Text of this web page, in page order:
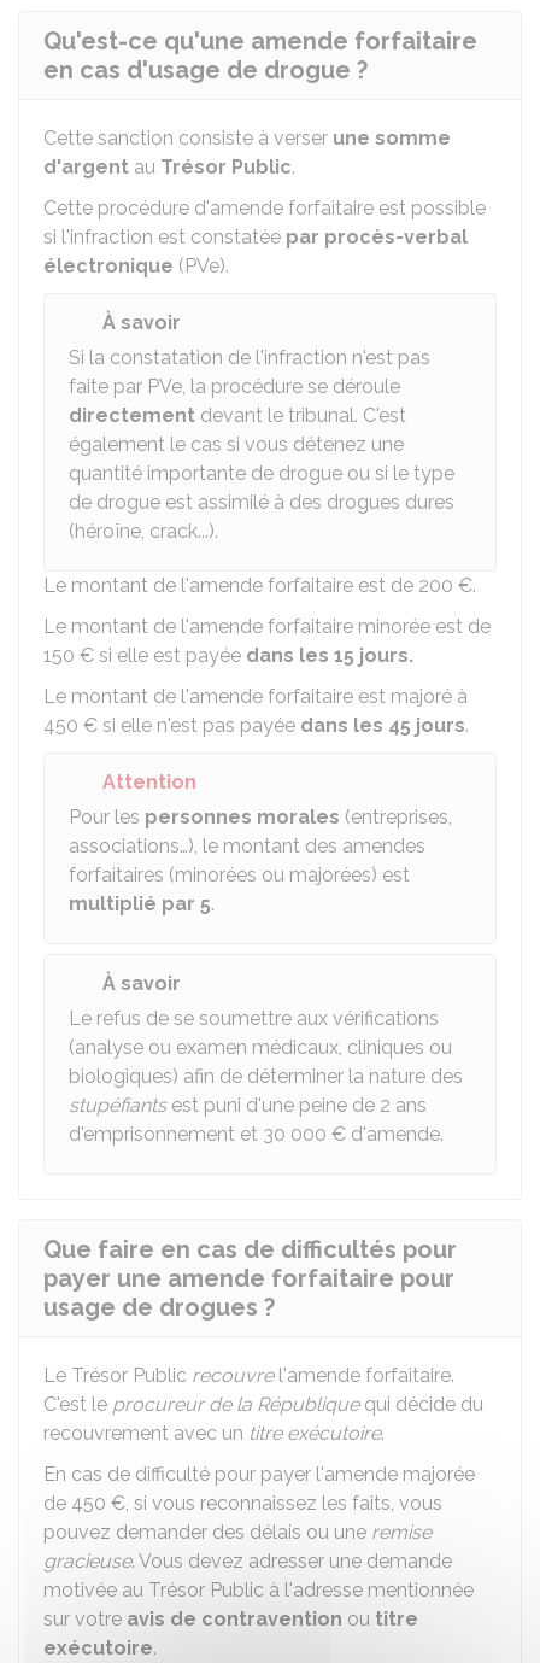
Qu'est-ce qu'une amende forfaitaire
en cas d'usage de drogue ?
Cette sanction consiste à verser une somme
d'argent au Trésor Public.
Cette procédure d'amende forfaitaire est possible
si l'infraction est constatée par procès-verbal
électronique (PVe).
À savoir
Si la constatation de l'infraction n'est pas
faite par PVe, la procédure se déroule
directement devant le tribunal. C'est
également le cas si vous détenez une
quantité importante de drogue ou si le type
de drogue est assimilé à des drogues dures
(héroïne, crack...).
Le montant de l'amende forfaitaire est de 200 €.
Le montant de l'amende forfaitaire minorée est de
150 € si elle est payée dans les 15 jours.
Le montant de l'amende forfaitaire est majoré à
450 € si elle n'est pas payée dans les 45 jours.
Attention
Pour les personnes morales (entreprises,
associations…), le montant des amendes
forfaitaires (minorées ou majorées) est
multiplié par 5.
À savoir
Le refus de se soumettre aux vérifications
(analyse ou examen médicaux, cliniques ou
biologiques) afin de déterminer la nature des
stupéfiantsest puni d'une peine de 2 ans
d'emprisonnement et 30 000 € d'amende.
Que faire en cas de difficultés pour
payer une amende forfaitaire pour
usage de drogues ?
Le Trésor Public recouvrel'amende forfaitaire.
C'est le procureur de la Républiquequi décide du
recouvrement avec un titre exécutoire.
En cas de difficulté pour payer l'amende majorée
de 450 €, si vous reconnaissez les faits, vous
pouvez demander des délais ou une remise
gracieuse. Vous devez adresser une demande
motivée au Trésor Public à l'adresse mentionnée
sur votre avis de contravention ou titre
exécutoire.